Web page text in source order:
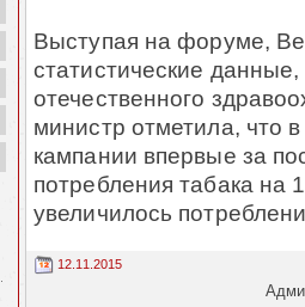
Выступая на форуме,
статистические
отечественного
министр отметила, что
кампании впервые за
потребления табака на
увеличилось
12.11.2015